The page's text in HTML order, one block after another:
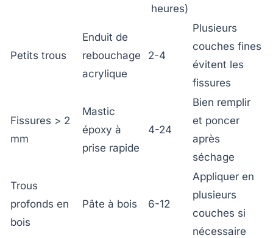
heures)
Petits trous
Enduit de
rebouchage
acrylique
2-4
Plusieurs
couches fines
évitent les
fissures
Fissures > 2
mm
Mastic
époxy à
prise rapide
4-24
Bien remplir
et poncer
après
séchage
Trous
profonds en
bois
Pâte à bois 6-12
Appliquer en
plusieurs
couches si
nécessaire